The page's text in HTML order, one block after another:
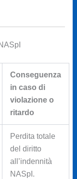
Conseguenza
in caso di
violazione o
ritardo
Perdita totale
del diritto
all’indennità
NASpI.